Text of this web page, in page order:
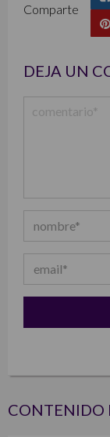
Comparte
DEJA UN
CONTENIDO